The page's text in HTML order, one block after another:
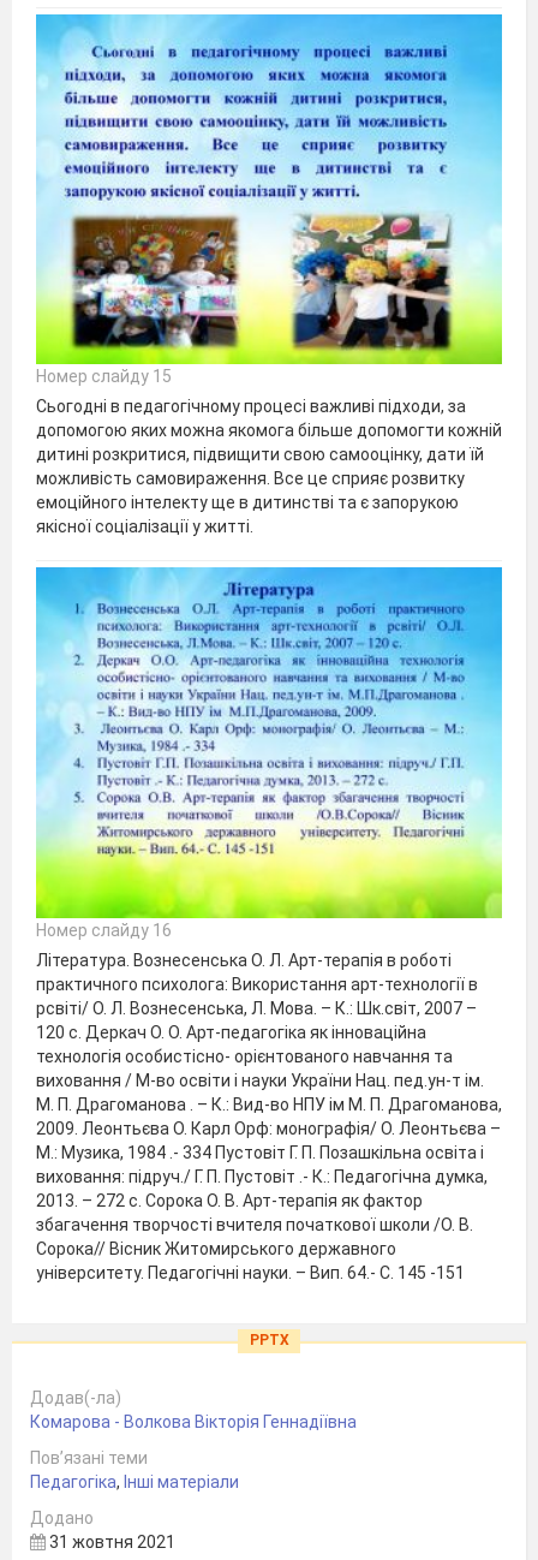
Номер слайду 15
Сьогодні в педагогічному процесі важливі підходи, за
допомогою яких можна якомога більше допомогти кожній
дитині розкритися, підвищити свою самооцінку, дати їй
можливість самовираження. Все це сприяє розвитку
емоційного інтелекту ще в дитинстві та є запорукою
якісної соціалізації у житті.
Номер слайду 16
Література. Вознесенська О. Л. Арт-терапія в роботі
практичного психолога: Використання арт-технології в
рсвіті/ О. Л. Вознесенська, Л. Мова. – К.: Шк.світ, 2007 –
120 с. Деркач О. О. Арт-педагогіка як інноваційна
технологія особистісно- орієнтованого навчання та
виховання / М-во освіти і науки України Нац. пед.ун-т ім.
М. П. Драгоманова . – К.: Вид-во НПУ ім М. П. Драгоманова,
2009. Леонтьєва О. Карл Орф: монографія/ О. Леонтьєва –
М.: Музика, 1984 .- 334 Пустовіт Г. П. Позашкільна освіта і
виховання: підруч./ Г. П. Пустовіт .- К.: Педагогічна думка,
2013. – 272 с. Сорока О. В. Арт-терапія як фактор
збагачення творчості вчителя початкової школи /О. В.
Сорока// Вісник Житомирського державного
університету. Педагогічні науки. – Вип. 64.- С. 145 -151
PPTX
Додав(-ла)
Комарова - Волкова Вікторія Геннадіївна
Пов’язані теми
Педагогіка, Інші матеріали
Додано
31 жовтня 2021